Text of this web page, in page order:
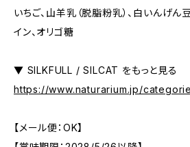
いちご、山羊乳（脱脂粉乳）、白いんげん
イン、オリゴ糖
▼ SILKFULL / SILCAT をもっと見る
https://www.naturarium.jp/
【メール便：OK】